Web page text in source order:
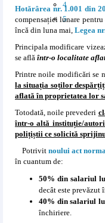
4
5
Hotărârea nr. 1.001 din
compensației lunare
încă din luna mai, Legea
Principala modificare
se află într-o localitate
Printre noile modificări se
la situația soților
aflată în proprietatea lor
Totodată, noile prevederi
într-o altă instituție/
polițiștii ce solicită
Potrivitnoului act
în cuantum de:
50% din salariul
decât este
40% din salariul
închiriere.